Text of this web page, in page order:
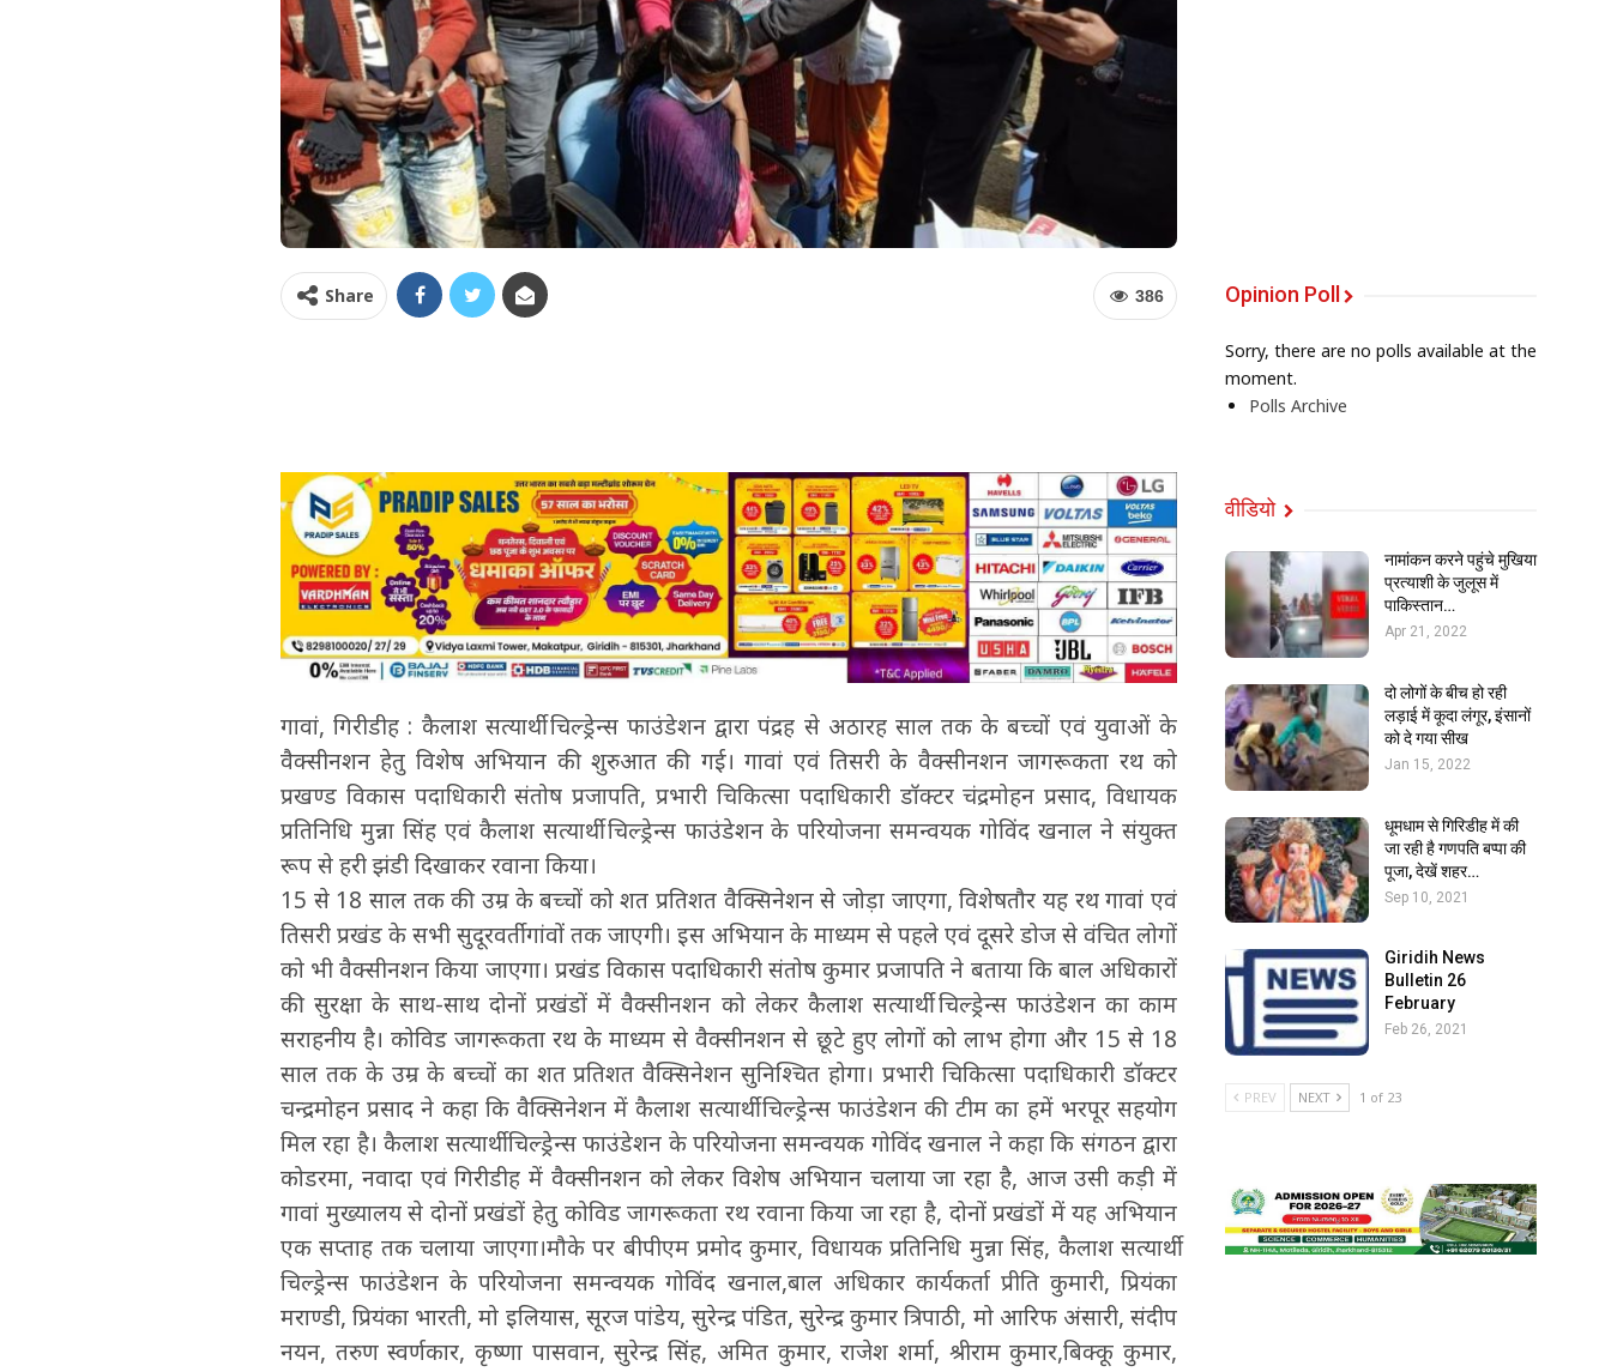
386
Share
गावां, गिरीडीह : कैलाश सत्यार्थी चिल्ड्रेन्स फाउंडेशन द्वारा पंद्रह से अठारह साल तक के बच्चों एवं युवाओं के
वैक्सीनशन हेतु विशेष अभियान की शुरुआत की गई। गावां एवं तिसरी के वैक्सीनशन जागरूकता रथ को
प्रखण्ड विकास पदाधिकारी संतोष प्रजापति, प्रभारी चिकित्सा पदाधिकारी डॉक्टर चंद्रमोहन प्रसाद, विधायक
प्रतिनिधि मुन्ना सिंह एवं कैलाश सत्यार्थी चिल्ड्रेन्स फाउंडेशन के परियोजना समन्वयक गोविंद खनाल ने संयुक्त
रूप से हरी झंडी दिखाकर रवाना किया।
15 से 18 साल तक की उम्र के बच्चों को शत प्रतिशत वैक्सिनेशन से जोड़ा जाएगा, विशेषतौर यह रथ गावां एवं
तिसरी प्रखंड के सभी सुदूरवर्ती गांवों तक जाएगी। इस अभियान के माध्यम से पहले एवं दूसरे डोज से वंचित लोगों
को भी वैक्सीनशन किया जाएगा। प्रखंड विकास पदाधिकारी संतोष कुमार प्रजापति ने बताया कि बाल अधिकारों
की सुरक्षा के साथ-साथ दोनों प्रखंडों में वैक्सीनशन को लेकर कैलाश सत्यार्थी चिल्ड्रेन्स फाउंडेशन का काम
सराहनीय है। कोविड जागरूकता रथ के माध्यम से वैक्सीनशन से छूटे हुए लोगों को लाभ होगा और 15 से 18
साल तक के उम्र के बच्चों का शत प्रतिशत वैक्सिनेशन सुनिश्चित होगा। प्रभारी चिकित्सा पदाधिकारी डॉक्टर
चन्द्रमोहन प्रसाद ने कहा कि वैक्सिनेशन में कैलाश सत्यार्थी चिल्ड्रेन्स फाउंडेशन की टीम का हमें भरपूर सहयोग
मिल रहा है। कैलाश सत्यार्थी चिल्ड्रेन्स फाउंडेशन के परियोजना समन्वयक गोविंद खनाल ने कहा कि संगठन द्वारा
कोडरमा, नवादा एवं गिरीडीह में वैक्सीनशन को लेकर विशेष अभियान चलाया जा रहा है, आज उसी कड़ी में
गावां मुख्यालय से दोनों प्रखंडों हेतु कोविड जागरूकता रथ रवाना किया जा रहा है, दोनों प्रखंडों में यह अभियान
एक सप्ताह तक चलाया जाएगा।मौके पर बीपीएम प्रमोद कुमार, विधायक प्रतिनिधि मुन्ना सिंह, कैलाश सत्यार्थी
चिल्ड्रेन्स फाउंडेशन के परियोजना समन्वयक गोविंद खनाल,बाल अधिकार कार्यकर्ता प्रीति कुमारी, प्रियंका
मराण्डी, प्रियंका भारती, मो इलियास, सूरज पांडेय, सुरेन्द्र पंडित, सुरेन्द्र कुमार त्रिपाठी, मो आरिफ अंसारी, संदीप
नयन, तरुण स्वर्णकार, कृष्णा पासवान, सुरेन्द्र सिंह, अमित कुमार, राजेश शर्मा, श्रीराम कुमार,बिक्कू कुमार,
Opinion Poll
Sorry, there are no polls available at the
moment.
Polls Archive
वीडियो
नामांकन करने पहुंचे मुखिया
प्रत्याशी के जुलूस में
पाकिस्तान…
Apr 21, 2022
दो लोगों के बीच हो रही
लड़ाई में कूदा लंगूर, इंसानों
को दे गया सीख
Jan 15, 2022
धूमधाम से गिरिडीह में की
जा रही है गणपति बप्पा की
पूजा, देखें शहर…
Sep 10, 2021
Giridih News
Bulletin 26
February
Feb 26, 2021
PREV NEXT 1 of 23